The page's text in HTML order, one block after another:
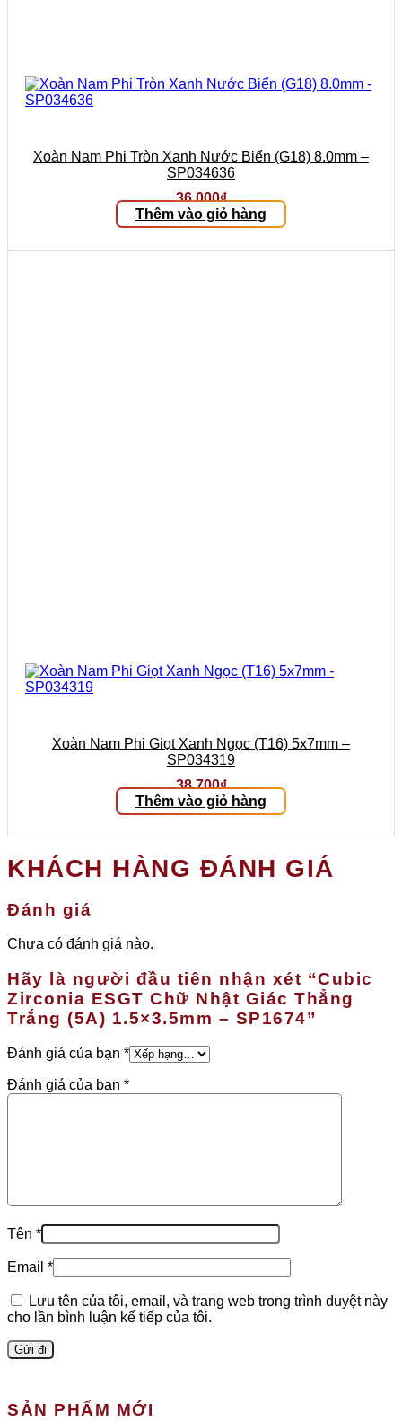
Xoàn Nam Phi Tròn Xanh Nước Biển (G18) 8.0mm –
SP034636
36.000₫
Thêm vào giỏ hàng
Xoàn Nam Phi Giọt Xanh Ngọc (T16) 5x7mm –
SP034319
38.700₫
Thêm vào giỏ hàng
KHÁCH HÀNG ĐÁNH GIÁ
Đánh giá
Chưa có đánh giá nào.
Hãy là người đầu tiên nhận xét “Cubic
Zirconia ESGT Chữ Nhật Giác Thẳng
Trắng (5A) 1.5×3.5mm – SP1674”
Đánh giá của bạn *
Đánh giá của bạn *
Tên *
Email *
Lưu tên của tôi, email, và trang web trong trình duyệt này
cho lần bình luận kế tiếp của tôi.
SẢN PHẨM MỚI